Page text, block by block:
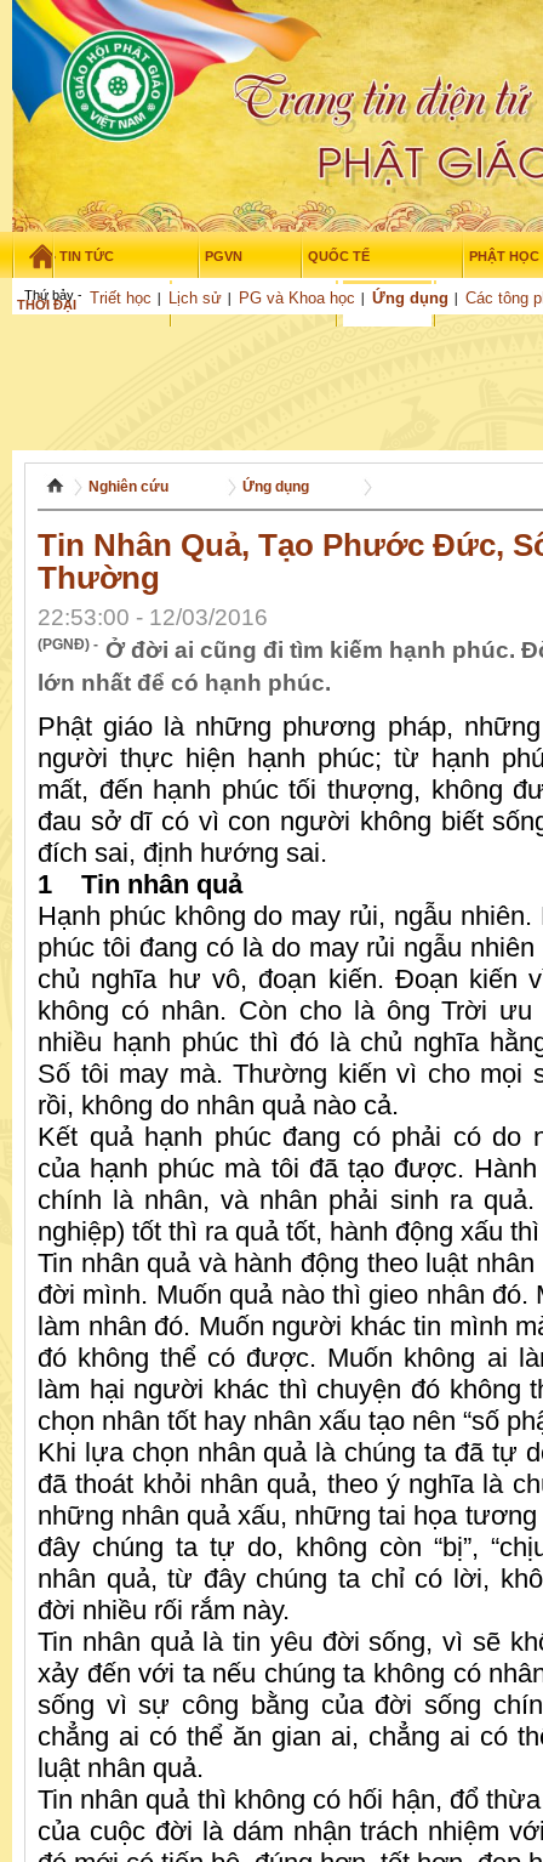
TIN TỨC PGVN QUỐC TẾ PHẬT HỌC
THỜI ĐẠI TUỔI TRẺ NGHIÊN CỨU
Triết học Lịch sử PG và Khoa học Ứng dụng Các tông
VĂN HỌC
Thứ bảy - 8/08/2026 – 16: 56: 44
Nghiên cứu Ứng dụng
Tin Nhân Quả, Tạo Phước Đức,
Thường
22:53:00 - 12/03/2016
(PGNĐ) - Ở đời ai cũng đi tìm kiếm hạnh phúc.
lớn nhất để có hạnh phúc.
Phật giáo là những phương pháp,
người thực hiện hạnh phúc; từ hạnh
mất, đến hạnh phúc tối thượng, không
đau sở dĩ có vì con người không biết
đích sai, định hướng sai.
1 Tin nhân quả
Hạnh phúc không do may rủi, ngẫu
phúc tôi đang có là do may rủi ngẫu
chủ nghĩa hư vô, đoạn kiến. Đoạn kiến
không có nhân. Còn cho là ông Trời
nhiều hạnh phúc thì đó là chủ nghĩa
Số tôi may mà. Thường kiến vì cho mọi
rồi, không do nhân quả nào cả.
Kết quả hạnh phúc đang có phải có do
của hạnh phúc mà tôi đã tạo được.
chính là nhân, và nhân phải sinh ra quả.
nghiệp) tốt thì ra quả tốt, hành động xấu
Tin nhân quả và hành động theo luật
đời mình. Muốn quả nào thì gieo nhân đó.
làm nhân đó. Muốn người khác tin mình
đó không thể có được. Muốn không ai
làm hại người khác thì chuyện đó không
chọn nhân tốt hay nhân xấu tạo nên “số
Khi lựa chọn nhân quả là chúng ta đã tự
đã thoát khỏi nhân quả, theo ý nghĩa là
những nhân quả xấu, những tai họa
đây chúng ta tự do, không còn “bị”,
nhân quả, từ đây chúng ta chỉ có lời,
đời nhiều rối rắm này.
Tin nhân quả là tin yêu đời sống, vì sẽ
xảy đến với ta nếu chúng ta không có
sống vì sự công bằng của đời sống
chẳng ai có thể ăn gian ai, chẳng ai có
luật nhân quả.
Tin nhân quả thì không có hối hận, đổ
của cuộc đời là dám nhận trách nhiệm